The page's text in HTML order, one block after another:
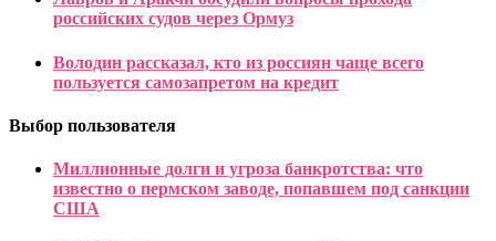
российских судов через Ормуз
Володин рассказал, кто из россиян чаще всего
пользуется самозапретом на кредит
Выбор пользователя
Миллионные долги и угроза банкротства: что
известно о пермском заводе, попавшем под санкции
США